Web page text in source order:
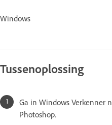
Windows
Tussenoplossing
Ga in Windows Verkenner
Photoshop.